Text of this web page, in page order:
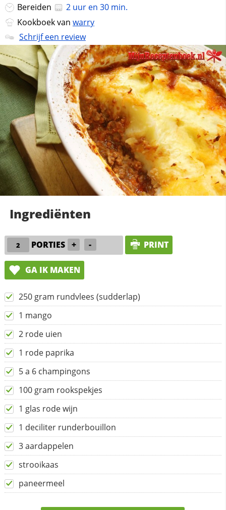
Bereiden
2 uur en 30 min.
Kookboek van warry
Schrijf een review
Ingrediënten
PORTIES + - PRINT
GA IK MAKEN
250 gram rundvlees (sudderlap)
1 mango
2 rode uien
1 rode paprika
5 a 6 champingons
100 gram rookspekjes
1 glas rode wijn
1 deciliter runderbouillon
3 aardappelen
strooikaas
paneermeel